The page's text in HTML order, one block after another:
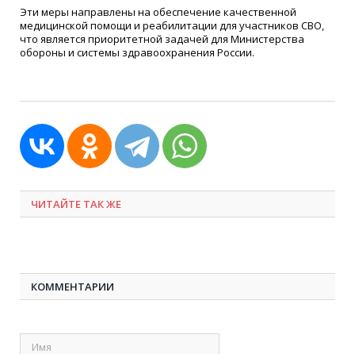
Эти меры направлены на обеспечение качественной
медицинской помощи и реабилитации для участников СВО,
что является приоритетной задачей для Министерства
обороны и системы здравоохранения России.
ЧИТАЙТЕ ТАК ЖЕ
КОММЕНТАРИИ